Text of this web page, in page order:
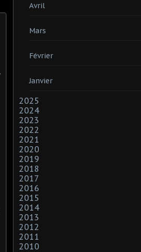
Avril
Mars
Février
Janvier
2025
2024
2023
2022
2021
2020
2019
2018
2017
2016
2015
2014
2013
2012
2011
2010